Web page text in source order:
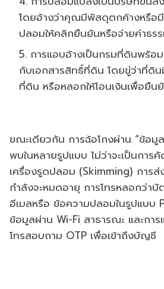
โดยอ้างว่าคุณมีพัสดุตกค้างหรื
ปลอมให้คลิกยืนยันหรือจ่ายค่าธร
การแอบอ้างเป็นกรมที่ดินพร้อ
กับเอกสารสิทธิ์ที่ดิน โดยขู่ว่าที่ดิ
ที่ดิน หรือหลอกให้โอนเงินเพื่อยืน
ขณะเดียวกัน การฉ้อโกงผ่าน “ข้อ
พบในหลายรูปแบบ ไม่ว่าจะเป็นกา
เครื่องรูดปลอม (Skimming) การส่
กำลังจะหมดอายุ การโทรหลอกว่า
อีเมลหรือ ข้อความปลอมในรูปแบบ
ข้อมูลผ่าน Wi-Fi สาธารณะ และการ
โทรสอบถาม OTP เพื่อเข้าถึงบัญชี